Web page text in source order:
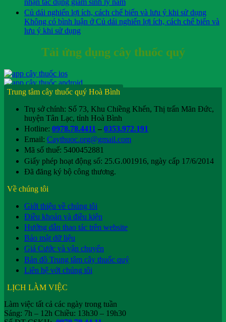
Củ dái nghiến lợi ích, cách chế biến và lưu ý khi sử dụng
Không có bình luận ở Củ dái nghiến lợi ích, cách chế biến và
lưu ý khi sử dụng
Tải ứng dụng cây thuốc quý
Trung tâm cây thuốc quý Hoà Bình
Trụ sở chính: Số 73, Khu Chiềng Khến, Thị trấn Mãn Đức,
huyện Tân Lạc, tỉnh Hoà Bình
Hotline: 0978.78.4411 – 0353.972.191
Email: Caythuoc.org@gmail.com
Mã số thuế: 5400452881
Giấy phép hoạt động số: 25.G.001916, ngày cấp 17/6/2014
Đã đăng ký bộ công thương.
Về chúng tôi
Giới thiệu về chúng tôi
Điều khoản và điều kiện
Hướng dẫn thao tác trên website
Bảo mật dữ liệu
Giá Cước và vận chuyển
Bản đồ Trung tâm cây thuốc quý
Liên hệ với chúng tôi
LỊCH LÀM VIỆC
Làm việc tất cả các ngày trong tuần
Sáng: 7h – 12h Chiều: 13h30 – 19h30